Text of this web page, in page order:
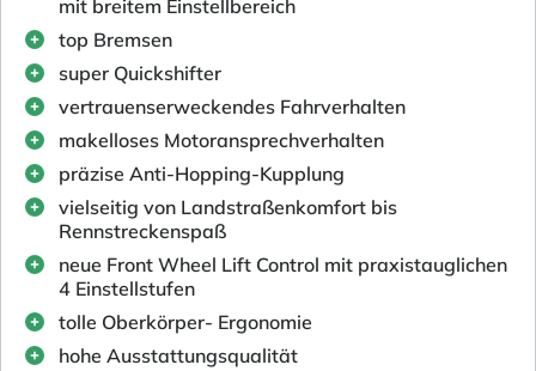
mit breitem Einstellbereich
top Bremsen
super Quickshifter
vertrauenserweckendes Fahrverhalten
makelloses Motoransprechverhalten
präzise Anti-Hopping-Kupplung
vielseitig von Landstraßenkomfort bis
Rennstreckenspaß
neue Front Wheel Lift Control mit praxistauglichen
4 Einstellstufen
tolle Oberkörper- Ergonomie
hohe Ausstattungsqualität